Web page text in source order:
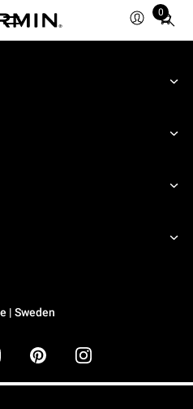
0
Total
items
cart:
| Sweden